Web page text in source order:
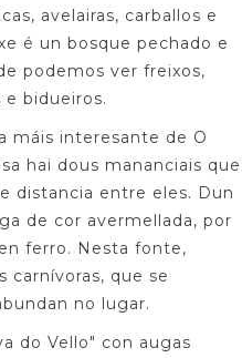
avelairas, carballos e
é un bosque pechado e
podemos ver freixos,
e bidueiros.
máis interesante de O
hai dous mananciais que
distancia entre eles. Dun
de cor avermellada, por
ferro. Nesta fonte,
carnívoras, que se
no lugar.
do Vello" con augas